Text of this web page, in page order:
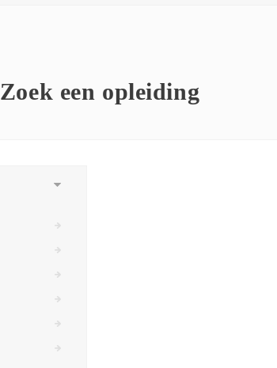
Zoek een opleiding